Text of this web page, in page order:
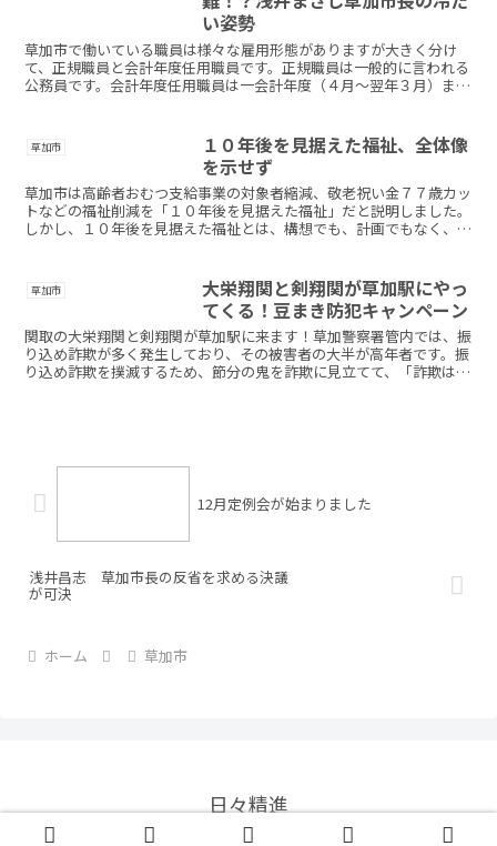
い姿勢
草加市で働いている職員は様々な雇用形態がありますが大きく分け
て、正規職員と会計年度任用職員です。正規職員は一般的に言われる
公務員です。会計年度任用職員は一会計年度（４月～翌年３月）まで
草加市
１０年後を見据えた福祉、全体像
を示せず
草加市は高齢者おむつ支給事業の対象者縮減、敬老祝い金７７歳カッ
トなどの福祉削減を「１０年後を見据えた福祉」だと説明しました。
しかし、１０年後を見据えた福祉とは、構想でも、計画でもなく、
草加市
大栄翔関と剣翔関が草加駅にやっ
てくる！豆まき防犯キャンペーン
関取の大栄翔関と剣翔関が草加駅に来ます！草加警察署管内では、振
り込め詐欺が多く発生しており、その被害者の大半が高年者です。振
り込め詐欺を撲滅するため、節分の鬼を詐欺に見立てて、「詐欺は
12月定例会が始まりました
浅井昌志 草加市長の反省を求める決議
が可決
ホーム 草加市
日々精進
© 2020 日々精進.